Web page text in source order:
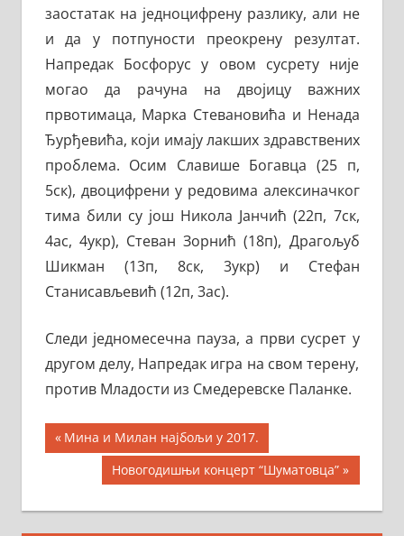
заостатак на једноцифрену разлику, али не
и да у потпуности преокрену резултат.
Напредак Босфорус у овом сусрету није
могао да рачуна на двојицу важних
првотимаца, Марка Стевановића и Ненада
Ђурђевића, који имају лакших здравствених
проблема. Осим Славише Богавца (25 п,
5ск), двоцифрени у редовима алексиначког
тима били су још Никола Јанчић (22п, 7ск,
4ас, 4укр), Стеван Зорнић (18п), Драгољуб
Шикман (13п, 8ск, 3укр) и Стефан
Станисављевић (12п, 3ас).
Следи једномесечна пауза, а први сусрет у
другом делу, Напредак игра на свом терену,
против Младости из Смедеревске Паланке.
Кретање
чланка
Previous
Post:
Мина и Милан најбољи у 2017.
Next
Post:
Новогодишњи концерт “Шуматовца”